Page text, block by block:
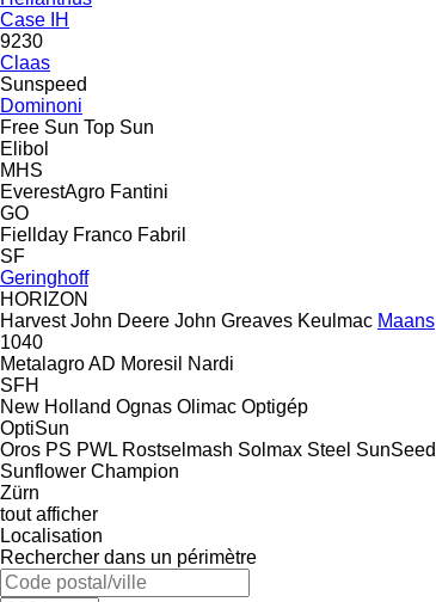
Case IH
9230
Claas
Sunspeed
Dominoni
Free Sun Top Sun
Elibol
MHS
EverestAgro Fantini
GO
Fiellday Franco Fabril
SF
Geringhoff
HORIZON
Harvest John Deere John Greaves Keulmac Maans
1040
Metalagro AD Moresil
Nardi
SFH
New Holland Ognas Olimac Optigép
OptiSun
Oros PS PWL Rostselmash Solmax Steel SunSeed
Sunflower Champion
Zürn
tout afficher
Localisation
Rechercher dans un périmètre